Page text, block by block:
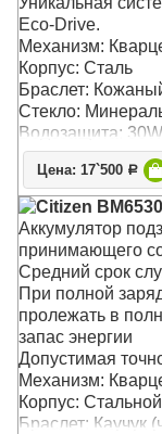
Eco-Drive.
Механизм:
Корпус: Сталь
Браслет:
Стекло:
Водозащита:
Цена: 17`500 Р
Citizen
Аккумулятор
принимающего
Средний срок
При полной
пролежать в
запас энергии
Допустимая
Механизм:
Корпус: Стальной
Браслет: Каучук